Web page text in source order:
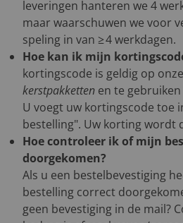
leveringen hanteren we 4
maar waarschuwen we voor
speling in van ≥ 4 werkdagen.
Hoe kan ik mijn
kortingscode is geldig op onze
kerstpakketten en te gebruiken
U voegt uw kortingscode toe
bestelling". Uw korting wordt
Hoe controleer ik of mijn
doorgekomen?
Als u een bestelbevestiging
bestelling correct
geen bevestiging in de mail?